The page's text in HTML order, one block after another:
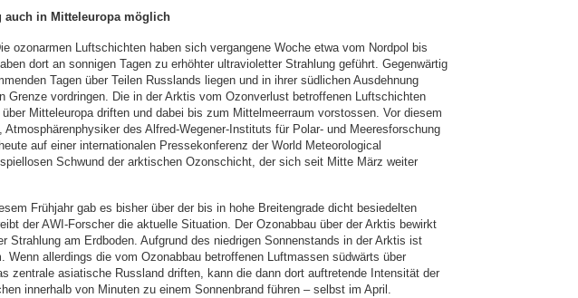
auch in Mitteleuropa möglich
ozonarmen Luftschichten haben sich vergangene Woche etwa vom Nordpol bis
dort an sonnigen Tagen zu erhöhter ultravioletter Strahlung geführt. Gegenwärtig
Tagen über Teilen Russlands liegen und in ihrer südlichen Ausdehnung
Grenze vordringen. Die in der Arktis vom Ozonverlust betroffenen Luftschichten
Mitteleuropa driften und dabei bis zum Mittelmeerraum vorstossen. Vor diesem
Atmosphärenphysiker des Alfred-Wegener-Instituts für Polar- und Meeresforschung
auf einer internationalen Pressekonferenz der World Meteorological
Schwund der arktischen Ozonschicht, der sich seit Mitte März weiter
Frühjahr gab es bisher über der bis in hohe Breitengrade dicht besiedelten
der AWI-Forscher die aktuelle Situation. Der Ozonabbau über der Arktis bewirkt
Strahlung am Erdboden. Aufgrund des niedrigen Sonnenstands in der Arktis ist
Wenn allerdings die vom Ozonabbau betroffenen Luftmassen südwärts über
zentrale asiatische Russland driften, kann die dann dort auftretende Intensität der
innerhalb von Minuten zu einem Sonnenbrand führen – selbst im April.